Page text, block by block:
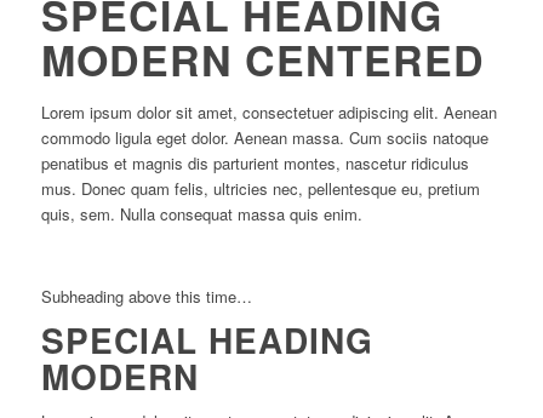
SPECIAL HEADING
MODERN CENTERED
Lorem ipsum dolor sit amet, consectetuer adipiscing elit. Aenean
commodo ligula eget dolor. Aenean massa. Cum sociis natoque
penatibus et magnis dis parturient montes, nascetur ridiculus
mus. Donec quam felis, ultricies nec, pellentesque eu, pretium
quis, sem. Nulla consequat massa quis enim.
Subheading above this time…
SPECIAL HEADING
MODERN